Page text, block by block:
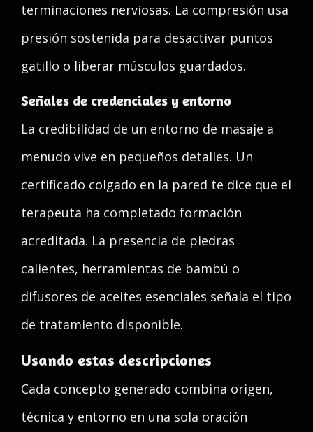
terminaciones nerviosas. La compresión usa
presión sostenida para desactivar puntos
gatillo o liberar músculos guardados.
Señales de credenciales y entorno
La credibilidad de un entorno de masaje a
menudo vive en pequeños detalles. Un
certificado colgado en la pared te dice que el
terapeuta ha completado formación
acreditada. La presencia de piedras
calientes, herramientas de bambú o
difusores de aceites esenciales señala el tipo
de tratamiento disponible.
Usando estas descripciones
Cada concepto generado combina origen,
técnica y entorno en una sola oración